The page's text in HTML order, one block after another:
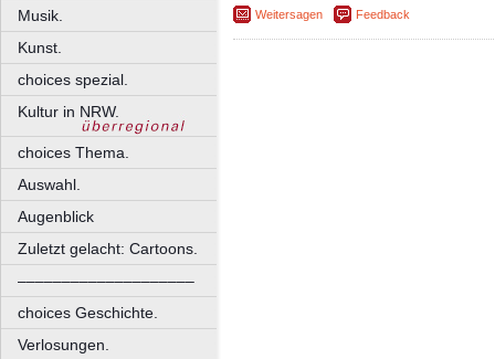
Musik.
Kunst.
choices spezial.
Kultur in NRW.
choices Thema.
Auswahl.
Augenblick
Zuletzt gelacht: Cartoons.
––––––––––––––––––––
choices Geschichte.
Verlosungen.
Weitersagen Feedback